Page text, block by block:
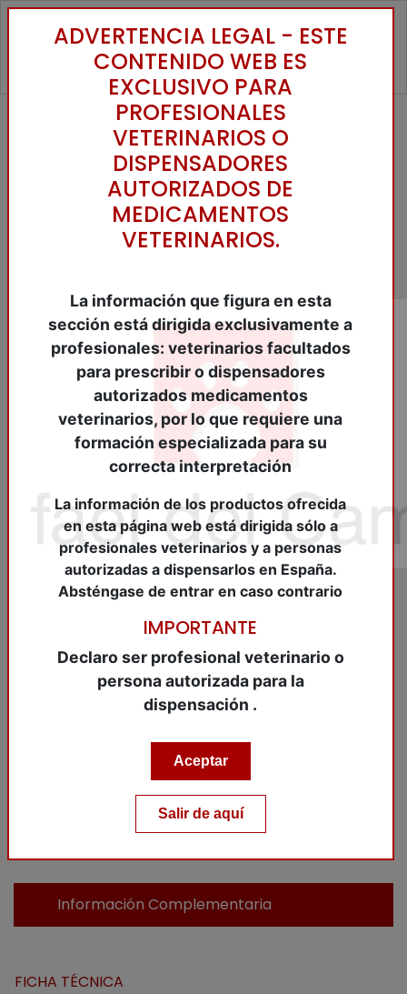
Catálogo/Antibióticos/
LINCOSAMIDAS(CATEGORIA C)/
CLINDASEPTIN 300 mg. 100 Caps.o.
VTQ430142
CLINDASEPTIN 300 mg.
100 Caps.o.
CLINDASEPTIN 300 mg. 100 Caps.o.
Artículo pendiente de entrada
Añadir al carrito
Información Complementaria
FICHA TÉCNICA
ADVERTENCIA LEGAL - ESTE
CONTENIDO WEB ES
EXCLUSIVO PARA
PROFESIONALES
VETERINARIOS O
DISPENSADORES
AUTORIZADOS DE
MEDICAMENTOS
VETERINARIOS.
La información que figura en esta
sección está dirigida exclusivamente a
profesionales: veterinarios facultados
para prescribir o dispensadores
autorizados medicamentos
veterinarios, por lo que requiere una
formación especializada para su
correcta interpretación
La información de los productos ofrecida
en esta página web está dirigida sólo a
profesionales veterinarios y a personas
autorizadas a dispensarlos en España.
Absténgase de entrar en caso contrario
IMPORTANTE
Declaro ser profesional veterinario o
persona autorizada para la
dispensación .
Aceptar
Salir de aquí